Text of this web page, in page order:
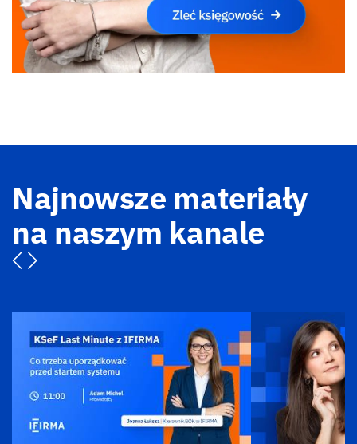
Najnowsze materiały
na naszym kanale